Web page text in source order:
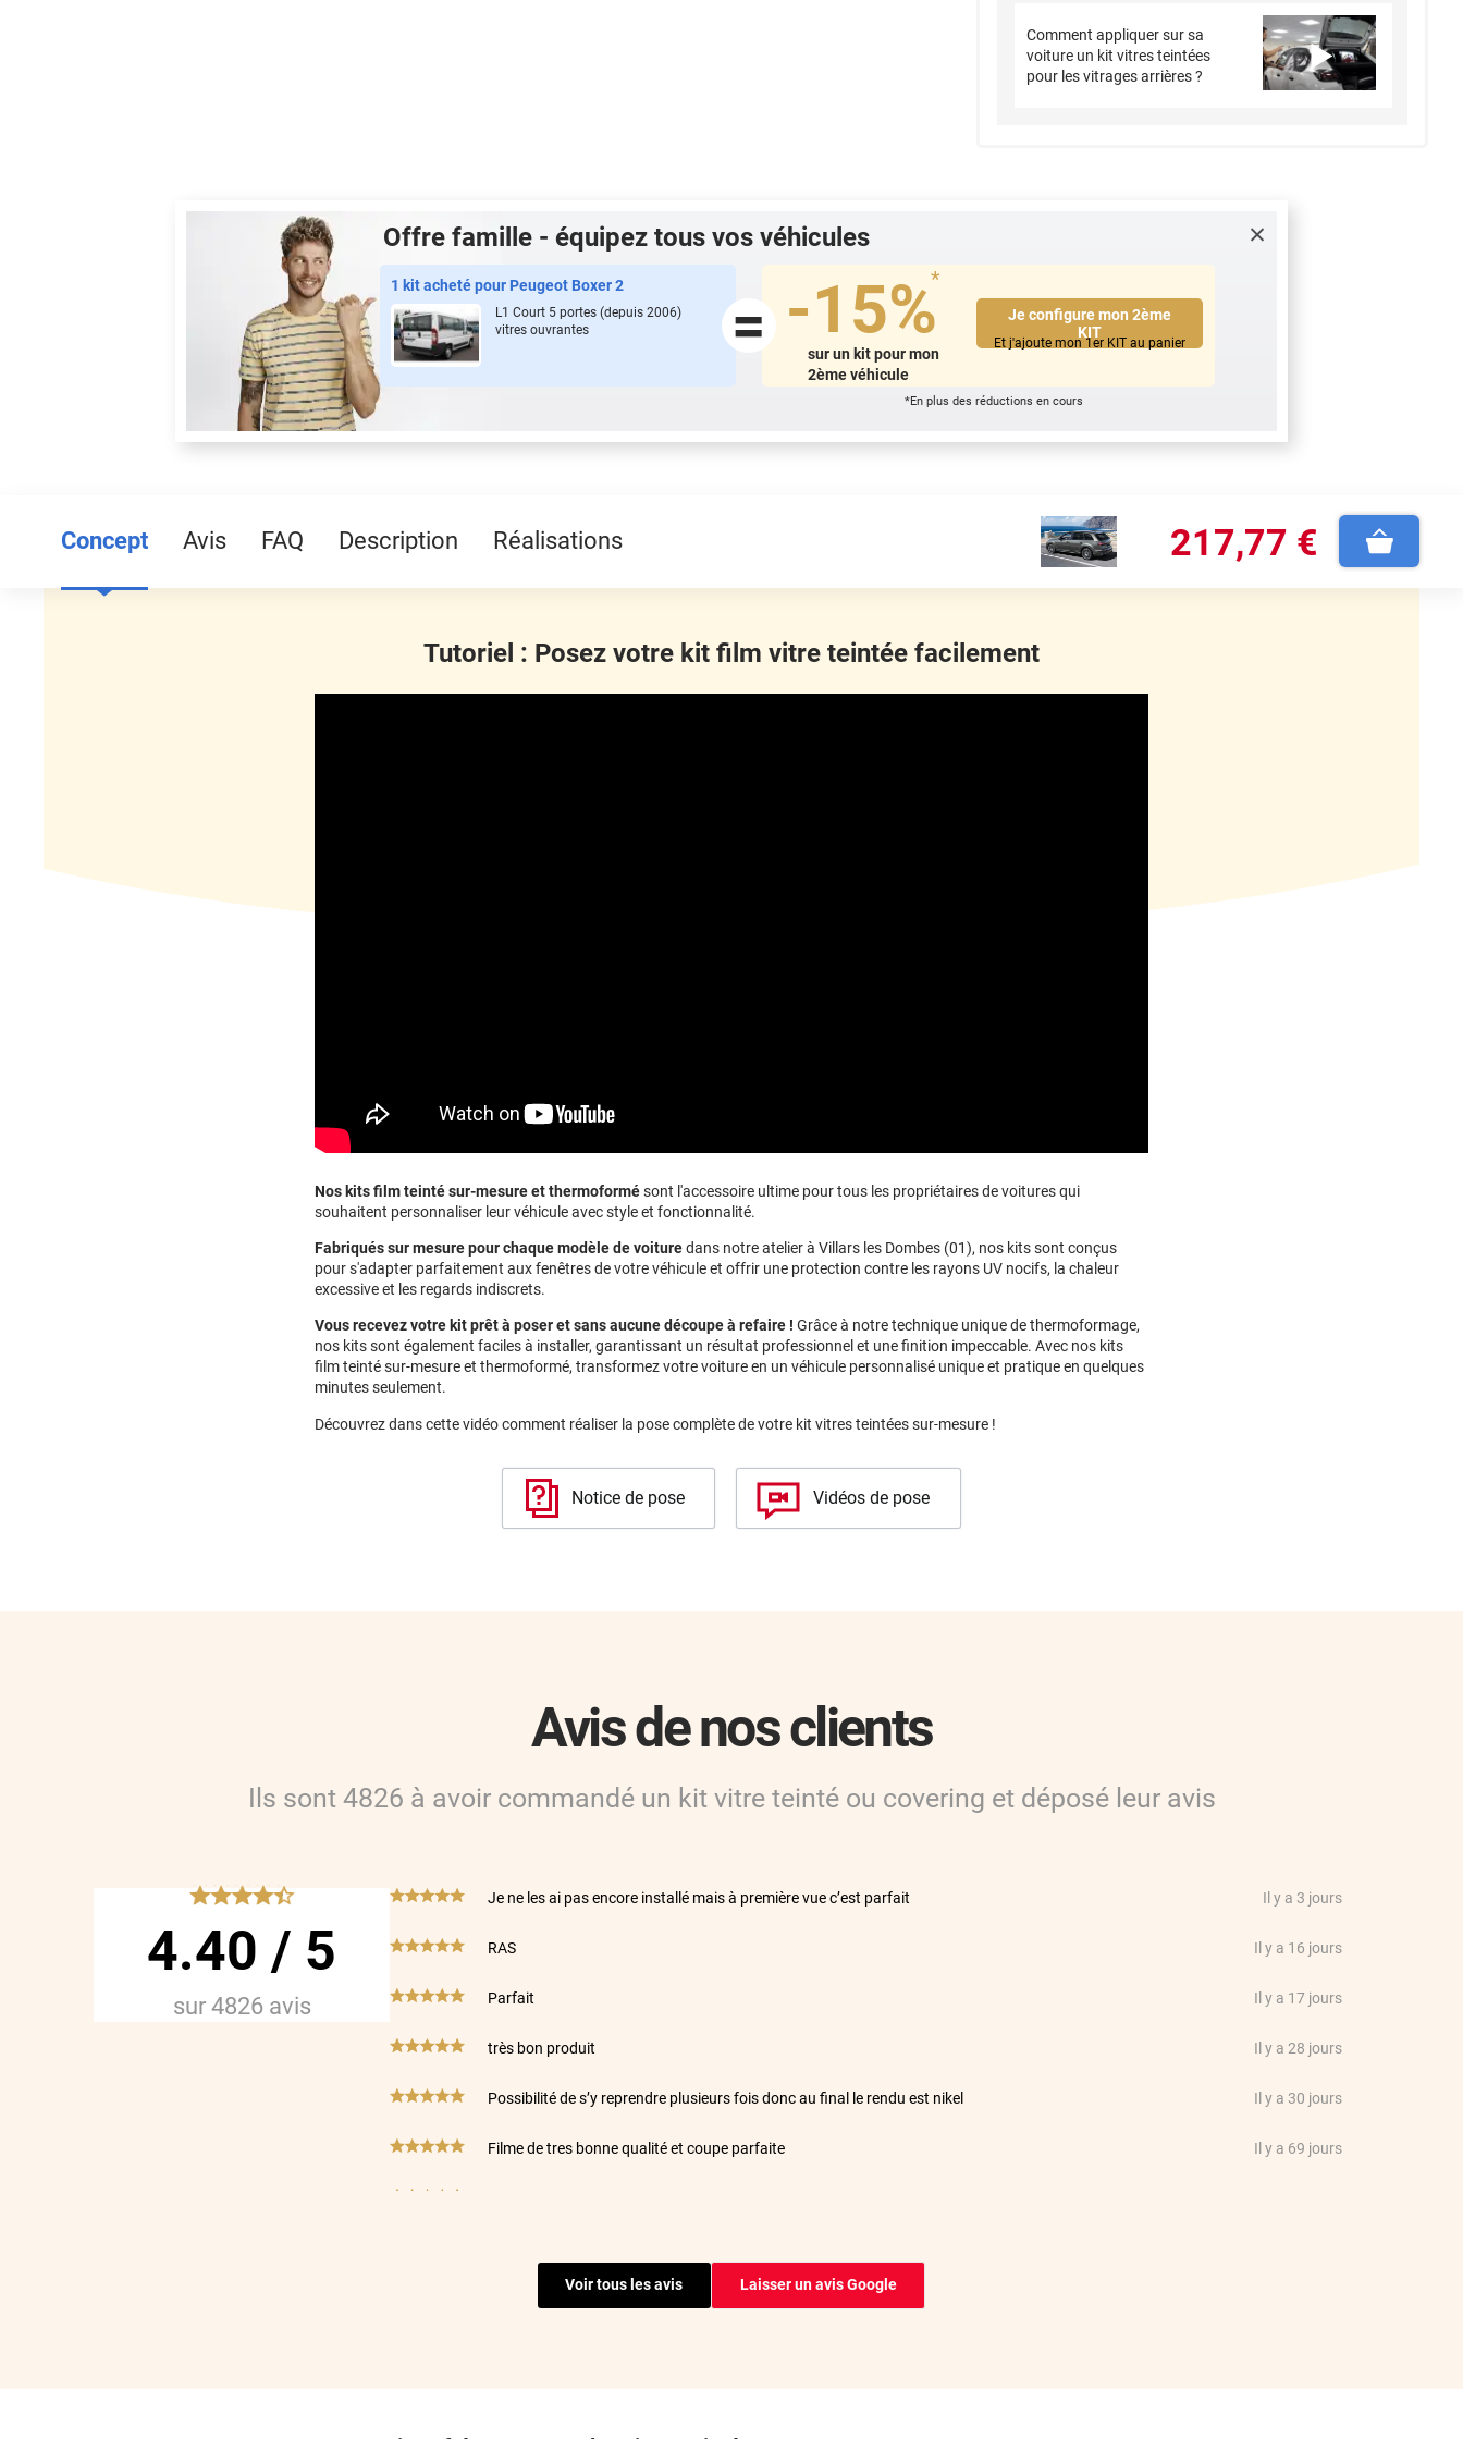
Comment appliquer sur sa
voiture un kit vitres teintées
pour les vitrages arrières ?
Offre famille - équipez tous vos véhicules
1 kit acheté pour Peugeot Boxer 2
L1 Court 5 portes(depuis2006)
vitres ouvrantes
= -15%*
sur un kit pour mon
2ème véhicule
Je configure mon 2ème
KIT
Et j'ajoute mon 1er KIT au panier
*En plus des réductions en cours
Concept Avis FAQ Description Réalisations 217,77 €
Tutoriel : Posez votre kit film vitre teintée facilement
Nos kits film teinté sur-mesure et thermoformésont l'accessoire ultime pour tous les propriétaires de voitures qui
souhaitent personnaliser leur véhicule avec style et fonctionnalité.
Fabriqués sur mesure pour chaque modèle de voituredans notre atelier à Villars les Dombes (01), nos kits sont conçus
pour s'adapter parfaitement aux fenêtres de votre véhicule et offrir une protection contre les rayons UV nocifs, la chaleur
excessive et les regards indiscrets.
Vous recevez votre kit prêt à poser et sans aucune découpe à refaire ! Grâce à notre technique unique de thermoformage,
nos kits sont également faciles à installer, garantissant un résultat professionnel et une finition impeccable. Avec nos kits
film teinté sur-mesure et thermoformé, transformez votre voiture en un véhicule personnalisé unique et pratique en quelques
minutes seulement.
Découvrez dans cette vidéo comment réaliser la pose complète de votre kit vitres teintées sur-mesure !
Notice de pose Vidéos de pose
Avis de nos clients
Ils sont 4826 à avoir commandé un kit vitre teinté ou covering et déposé leur avis
*****
4.40 / 5
sur 4826avis
*****Je ne les ai pas encore installé mais à première vue c’est parfait Il y a 3 jours
*****RAS Il y a 16 jours
*****Parfait Il y a 17 jours
*****très bon produit Il y a 28 jours
*****Possibilité de s’y reprendre plusieurs fois donc au final le rendu est nikel Il y a 30 jours
*****Filme de tres bonne qualité et coupe parfaite Il y a 69 jours
J'ai acheté des films anti effraction pour mon fourgon, bon rapport qualité prix. Un peu plus difficile à
Voir tous les avis Laisser un avis Google